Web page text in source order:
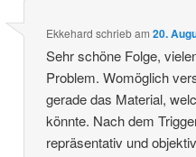
Ekkehard schriebam20.
Sehr schöne Folge,
Problem. Womöglich
gerade das Material,
könnte. Nach dem
repräsentativ und